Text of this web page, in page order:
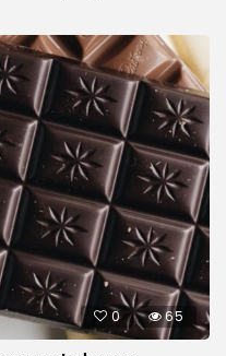
0 65